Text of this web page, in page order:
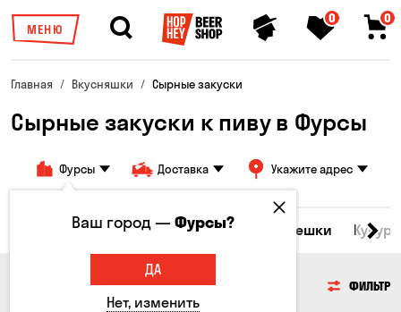
МЕНЮ
0 0
Главная Вкусняшки Сырные закуски
Сырные закуски к пиву в Фурсы
Фурсы Доставка Укажите адрес
Морепродукты Сырные закуски Орешки
СЫРНЫЕ ЗАКУСКИ ФИЛЬТР
Ваш город —Фурсы?
ДА
Нет, изменить